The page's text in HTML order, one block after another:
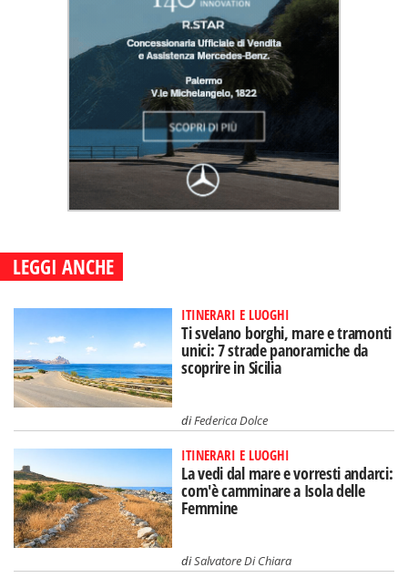
LEGGI ANCHE
ITINERARI E LUOGHI
Ti svelano borghi, mare e tramonti
unici: 7 strade panoramiche da
scoprire in Sicilia
diFederica Dolce
ITINERARI E LUOGHI
La vedi dal mare e vorresti andarci:
com'è camminare a Isola delle
Femmine
diSalvatore Di Chiara